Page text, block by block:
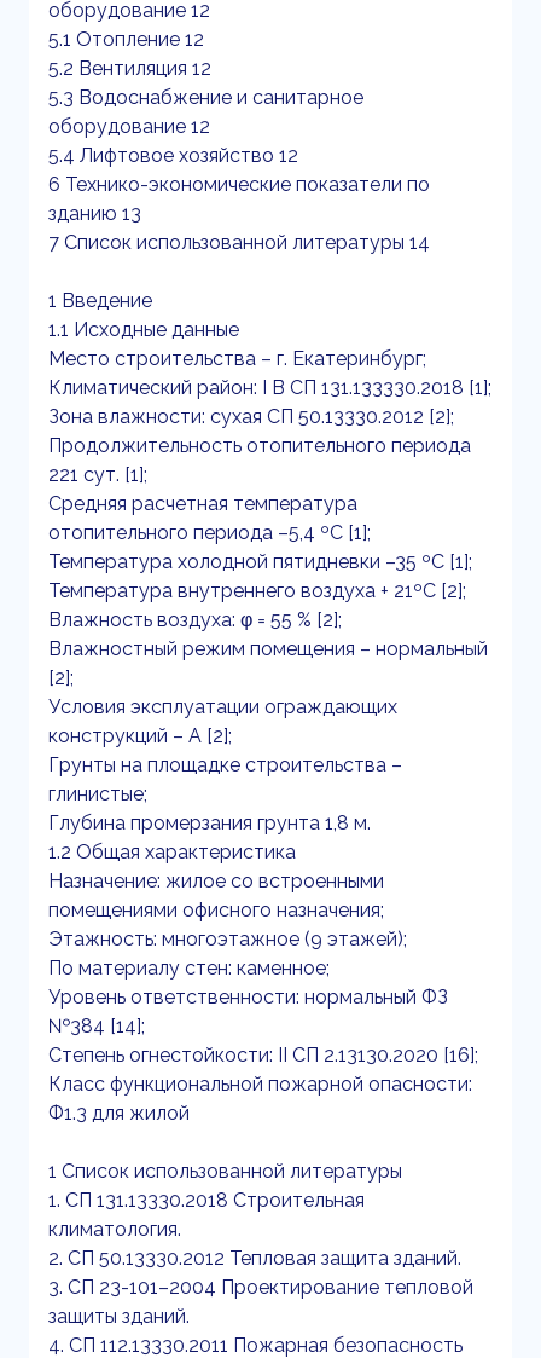
оборудование 12
5.1 Отопление 12
5.2 Вентиляция 12
5.3 Водоснабжение и санитарное
оборудование 12
5.4 Лифтовое хозяйство 12
6 Технико-экономические показатели по
зданию 13
7 Список использованной литературы 14
1 Введение
1.1 Исходные данные
Место строительства – г. Екатеринбург;
Климатический район: I В СП 131.133330.2018 [1];
Зона влажности: сухая СП 50.13330.2012 [2];
Продолжительность отопительного периода
221 сут. [1];
Средняя расчетная температура
отопительного периода –5,4 ºС [1];
Температура холодной пятидневки –35 ºС [1];
Температура внутреннего воздуха + 21ºС [2];
Влажность воздуха: φ = 55 % [2];
Влажностный режим помещения – нормальный
[2];
Условия эксплуатации ограждающих
конструкций – А [2];
Грунты на площадке строительства –
глинистые;
Глубина промерзания грунта 1,8 м.
1.2 Общая характеристика
Назначение: жилое со встроенными
помещениями офисного назначения;
Этажность: многоэтажное (9 этажей);
По материалу стен: каменное;
Уровень ответственности: нормальный ФЗ
№384 [14];
Степень огнестойкости: II СП 2.13130.2020 [16];
Класс функциональной пожарной опасности:
Ф1.3 для жилой
1 Список использованной литературы
1. СП 131.13330.2018 Строительная
климатология.
2. СП 50.13330.2012 Тепловая защита зданий.
3. СП 23-101–2004 Проектирование тепловой
защиты зданий.
4. СП 112.13330.2011 Пожарная безопасность